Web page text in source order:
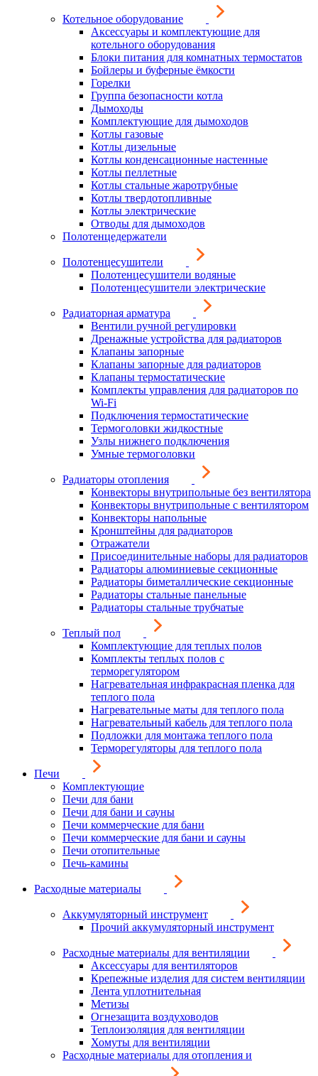
Котельное оборудование
Аксессуары и комплектующие для
котельного оборудования
Блоки питания для комнатных термостатов
Бойлеры и буферные ёмкости
Горелки
Группа безопасности котла
Дымоходы
Комплектующие для дымоходов
Котлы газовые
Котлы дизельные
Котлы конденсационные настенные
Котлы пеллетные
Котлы стальные жаротрубные
Котлы твердотопливные
Котлы электрические
Отводы для дымоходов
Полотенцедержатели
Полотенцесушители
Полотенцесушители водяные
Полотенцесушители электрические
Радиаторная арматура
Вентили ручной регулировки
Дренажные устройства для радиаторов
Клапаны запорные
Клапаны запорные для радиаторов
Клапаны термостатические
Комплекты управления для радиаторов по
Wi-Fi
Подключения термостатические
Термоголовки жидкостные
Узлы нижнего подключения
Умные термоголовки
Радиаторы отопления
Конвекторы внутрипольные без вентилятора
Конвекторы внутрипольные с вентилятором
Конвекторы напольные
Кронштейны для радиаторов
Отражатели
Присоединительные наборы для радиаторов
Радиаторы алюминиевые секционные
Радиаторы биметаллические секционные
Радиаторы стальные панельные
Радиаторы стальные трубчатые
Теплый пол
Комплектующие для теплых полов
Комплекты теплых полов с
терморегулятором
Нагревательная инфракрасная пленка для
теплого пола
Нагревательные маты для теплого пола
Нагревательный кабель для теплого пола
Подложки для монтажа теплого пола
Терморегуляторы для теплого пола
Печи
Комплектующие
Печи для бани
Печи для бани и сауны
Печи коммерческие для бани
Печи коммерческие для бани и сауны
Печи отопительные
Печь-камины
Расходные материалы
Аккумуляторный инструмент
Прочий аккумуляторный инструмент
Расходные материалы для вентиляции
Аксессуары для вентиляторов
Крепежные изделия для систем вентиляции
Лента уплотнительная
Метизы
Огнезащита воздуховодов
Теплоизоляция для вентиляции
Хомуты для вентиляции
Расходные материалы для отопления и